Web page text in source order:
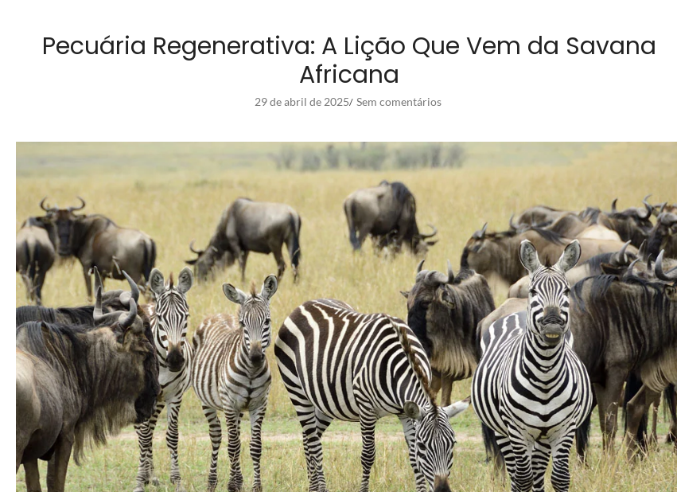
Pecuária Regenerativa: A Lição Que Vem da Savana
Africana
29 de abril de 2025/ Sem comentários